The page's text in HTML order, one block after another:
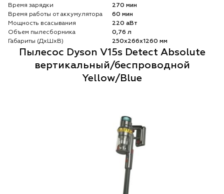
Время зарядки
270 мин
Время работы от аккумулятора
60 мин
Мощность всасывания
220 аВт
Объем пылесборника
0,76 л
Габариты (ДхШхВ)
250х266х1260 мм
Пылесос Dyson V15s Detect Absolute
вертикальный/беспроводной
Yellow/Blue